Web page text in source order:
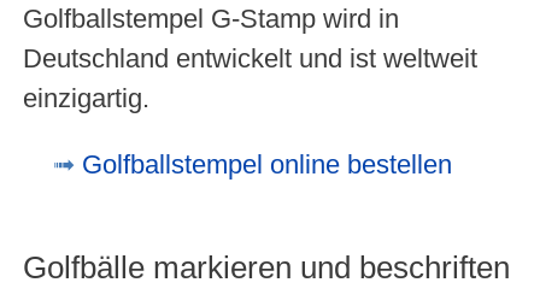
Golfballstempel G-Stamp wird in
Deutschland entwickelt und ist weltweit
einzigartig.
Golfballstempel online bestellen
Golfbälle markieren und beschriften